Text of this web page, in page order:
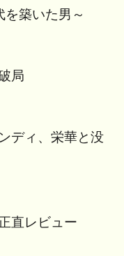
築いた男～
局
ディ、栄華と没
直レビュー